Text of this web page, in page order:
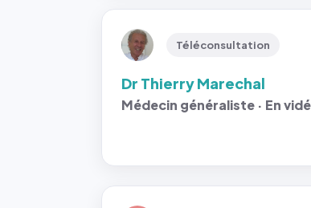
Téléconsultation
Dr Thierry Marechal
Médecin généraliste · En